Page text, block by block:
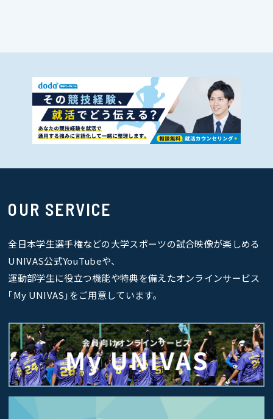
OUR SERVICE
全日本学生選手権などの大学スポーツの試合映像が楽しめる
UNIVAS公式YouTubeや、
運動部学生に役立つ機能や特典を備えたオンラインサービス
｢My UNIVAS｣をご用意しています。